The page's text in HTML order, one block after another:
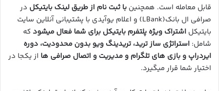
قابل معامله است. همچنین با ثبت نام از طریق لینک بایتیکل در
صرافی ال بانک(LBank) و اعلام یوآیدی با پشتیبانی آنلاین سایت
بایتیکل اشتراک ویژه پلتفرم بایتیکل برای شما فعال میشود که
شامل: استراتژی ساز ترید، تریدینگ ویو بدون محدودیت، دوره
ایردراپ و بازی های تلگرام و مدیریت و اتصال صرافی ها از یکجا در
اختیار شما قرار میگیرد.